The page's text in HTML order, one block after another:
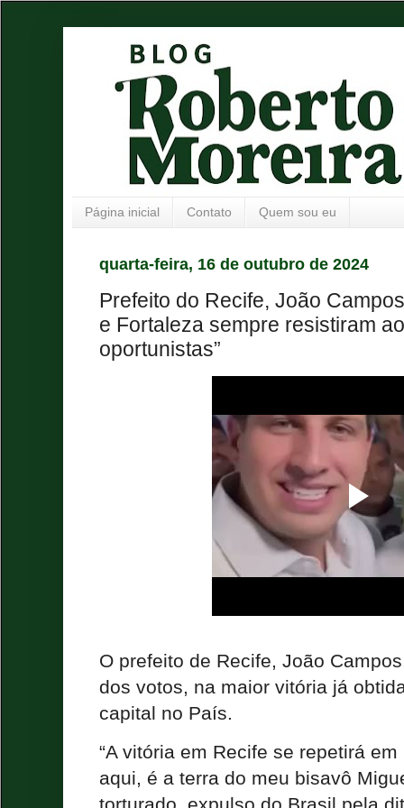
Página inicial Contato Quem sou eu
quarta-feira, 16 de outubro de 2024
Prefeito do Recife, João
e Fortaleza sempre resistiram
oportunistas”
O prefeito de Recife, João
dos votos, na maior vitória já
capital no País.
“A vitória em Recife se repetirá
aqui, é a terra do meu bisavô